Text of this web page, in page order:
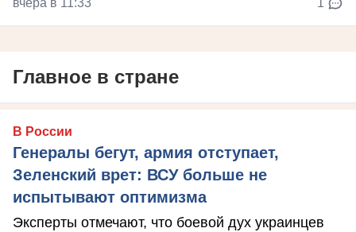
вчера в 11:33 1
Главное в стране
В России
Генералы бегут, армия отступает,
Зеленский врет: ВСУ больше не
испытывают оптимизма
Эксперты отмечают, что боевой дух украинцев